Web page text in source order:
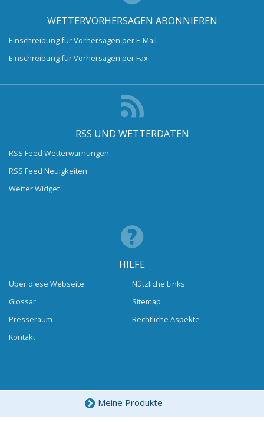
WETTERVORHERSAGEN ABONNIEREN
Einschreibung für Vorhersagen per E-Mail
Einschreibung für Vorhersagen per Fax
RSS UND WETTERDATEN
RSS Feed Wetterwarnungen
RSS Feed Neuigkeiten
Wetter Widget
HILFE
Über diese Webseite
Glossar
Presseraum
Kontakt
Nützliche Links
Sitemap
Rechtliche Aspekte
Meine Produkte